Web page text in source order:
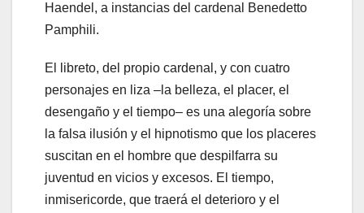
Haendel, a instancias del cardenal Benedetto
Pamphili.
El libreto, del propio cardenal, y con cuatro
personajes en liza –la belleza, el placer, el
desengaño y el tiempo– es una alegoría sobre
la falsa ilusión y el hipnotismo que los placeres
suscitan en el hombre que despilfarra su
juventud en vicios y excesos. El tiempo,
inmisericorde, que traerá el deterioro y el